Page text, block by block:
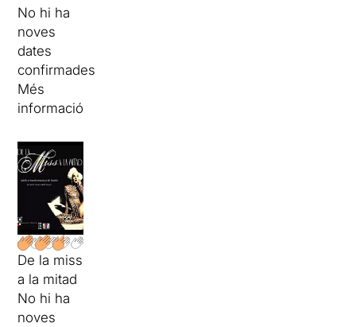
No hi ha
noves
dates
confirmades
Més
informació
De la miss
a la mitad
No hi ha
noves